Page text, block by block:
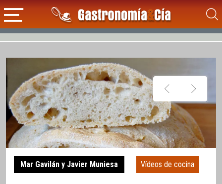
Mar Gavilán y Javier Muniesa Vídeos de cocina